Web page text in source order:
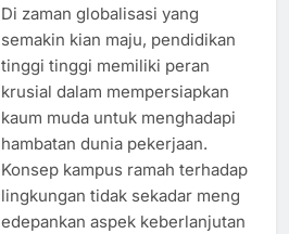
Di zaman globalisasi yang
semakin kian maju, pendidikan
tinggi tinggi memiliki peran
krusial dalam mempersiapkan
kaum muda untuk menghadapi
hambatan dunia pekerjaan.
Konsep kampus ramah terhadap
lingkungan tidak sekadar meng
edepankan aspek keberlanjutan